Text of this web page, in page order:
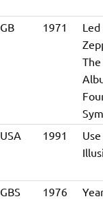
GB 1971
Led
USA 1991
GBS 1976